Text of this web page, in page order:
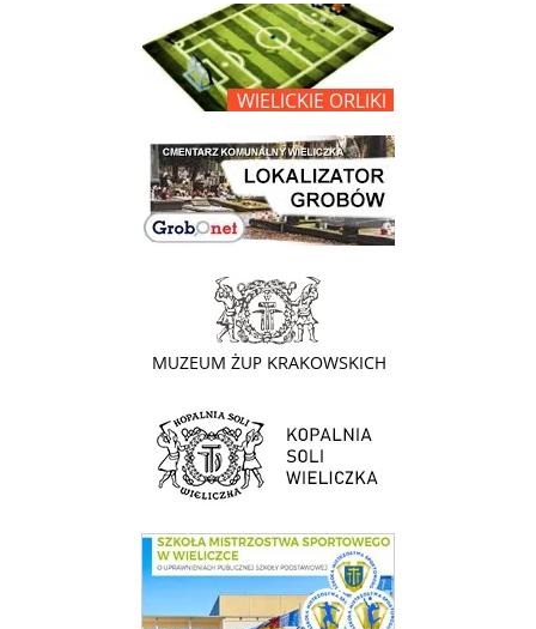
link do opisu projektu Wielickie Orliki
link do lokalizatora grobów na wielickim cmentarzu - grobnet
link do strony - Muzeum Żup Krakowskich Wieliczka
link do strony Kopalni Soli Wieliczka
link do SMS Wieliczka